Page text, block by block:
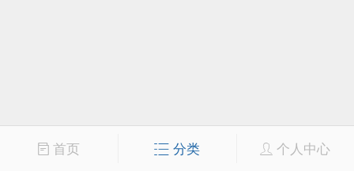
首页 分类 个人中心